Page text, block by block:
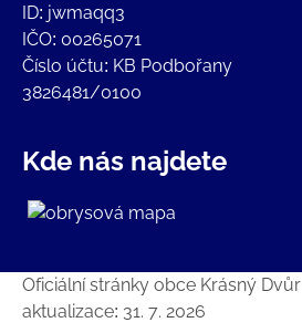
ID: jwmaqq3
IČO: 00265071
Číslo účtu: KB Podbořany
3826481/0100
Kde nás najdete
Oficiální stránky obce Krásný
aktualizace: 31. 7. 2026